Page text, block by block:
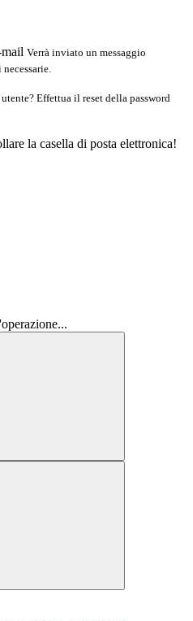
Verrà inviato un messaggio
Effettua il reset della password
la casella di posta elettronica!